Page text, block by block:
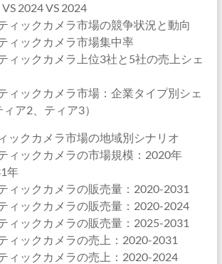
2024 VS 2024
ィックカメラ市場の競争状況と動向
ィックカメラ市場集中率
ィックカメラ上位3社と5社の売上シェ
ィックカメラ市場：企業タイプ別シェ
ア2、ティア3）
ックカメラ市場の地域別シナリオ
ィックカメラの市場規模：2020年
年
ィックカメラの販売量：2020-2031
ィックカメラの販売量：2020-2024
ィックカメラの販売量：2025-2031
ィックカメラの売上：2020-2031
ィックカメラの売上：2020-2024